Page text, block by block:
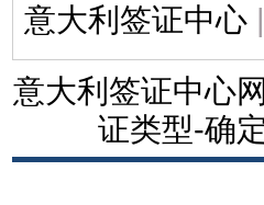
意大利签证中心 |
意大利签证中心
证类型-确